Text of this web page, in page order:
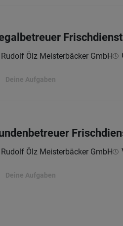
Rudolf Ölz Meisterbäcker GmbH
Deine Aufgaben
Rudolf Ölz Meisterbäcker GmbH
Deine Aufgaben